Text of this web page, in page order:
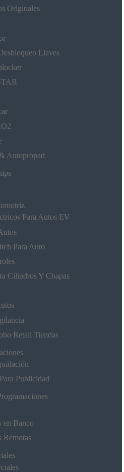
Originales
Llaves
Autopropad
Para Autos EV
Para Auto
Cilindros Y Chapas
Retail Tiendas
Publicidad
en Banco
Remotas